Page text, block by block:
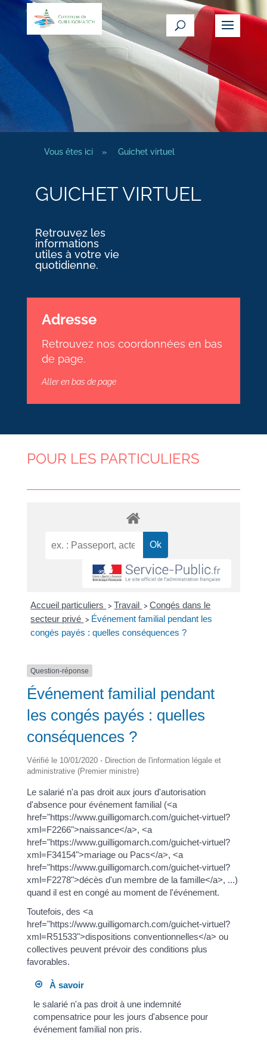
Vous êtes ici » Guichet virtuel
GUICHET VIRTUEL
Retrouvez les
informations
utiles à votre vie
quotidienne.
Adresse
Retrouvez nos coordonnées en bas
de page.
Aller en bas de page
POUR LES PARTICULIERS
Accueil particuliers > Travail > Congés dans le
secteur privé > Événement familial pendant les
congés payés : quelles conséquences ?
Question-réponse
Événement familial pendant
les congés payés : quelles
conséquences ?
Vérifié le 10/01/2020 - Direction de l'information légale et
administrative (Premier ministre)
Le salarié n'a pas droit aux jours d'autorisation
d'absence pour événement familial (<a
href="https://www.guilligomarch.com/guichet-virtuel?
xml=F2266">naissance</a>, <a
href="https://www.guilligomarch.com/guichet-virtuel?
xml=F34154">mariage ou Pacs</a>, <a
href="https://www.guilligomarch.com/guichet-virtuel?
xml=F2278">décès d'un membre de la famille</a>, ...)
quand il est en congé au moment de l'événement.
Toutefois, des <a
href="https://www.guilligomarch.com/guichet-virtuel?
xml=R51533">dispositions conventionnelles</a> ou
collectives peuvent prévoir des conditions plus
favorables.
À savoir
le salarié n'a pas droit à une indemnité
compensatrice pour les jours d'absence pour
événement familial non pris.